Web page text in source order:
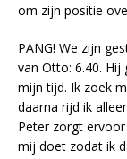
om zijn positie
PANG! We zijn
van Otto: 6.40.
mijn tijd. Ik zoek
daarna rijd ik
Peter zorgt
mij doet zodat ik